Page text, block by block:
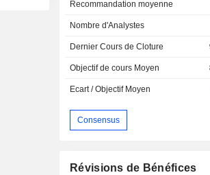
Recommandation moyenne
Nombre d'Analystes
Dernier Cours de Cloture
Objectif de cours Moyen
Ecart / Objectif Moyen
Consensus
Révisions de Bénéfices